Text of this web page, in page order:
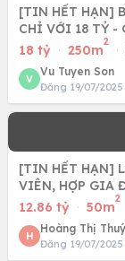
[TIN HẾT HẠN]
CHỈ VỚI 18 TỶ -
18 tỷ · 250m
2
·
V
Vu Tuyen Son
Đăng 19/07/2025
[TIN HẾT HẠN]
VIÊN, HỢP GIA
12.86 tỷ · 50m
2
H
Hoàng Thị Thuý
Đăng 19/07/2025